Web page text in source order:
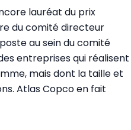
lauréat du prix
du comité directeur
au sein du comité
entreprises qui réalisent
mais dont la taille et
Atlas Copco en fait